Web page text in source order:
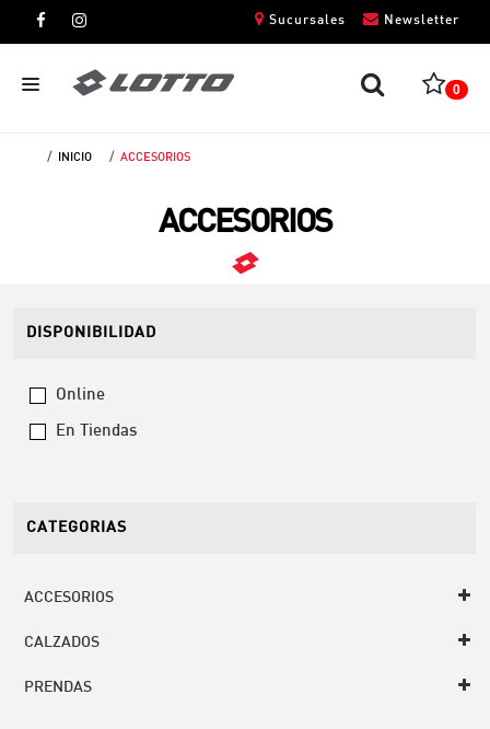
Newsletter
Sucursales
0
INICIO ACCESORIOS
ACCESORIOS
DISPONIBILIDAD
Online
En Tiendas
CATEGORIAS
ACCESORIOS
CALZADOS
PRENDAS